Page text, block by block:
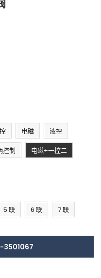
电磁 液控
控制 电磁+一控二
5 联 6 联 7 联
3501067